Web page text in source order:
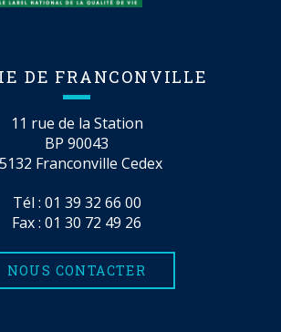
DE FRANCONVILLE
11 rue de la Station
BP 90043
Franconville Cedex
Tél : 01 39 32 66 00
Fax : 01 30 72 49 26
NOUS CONTACTER